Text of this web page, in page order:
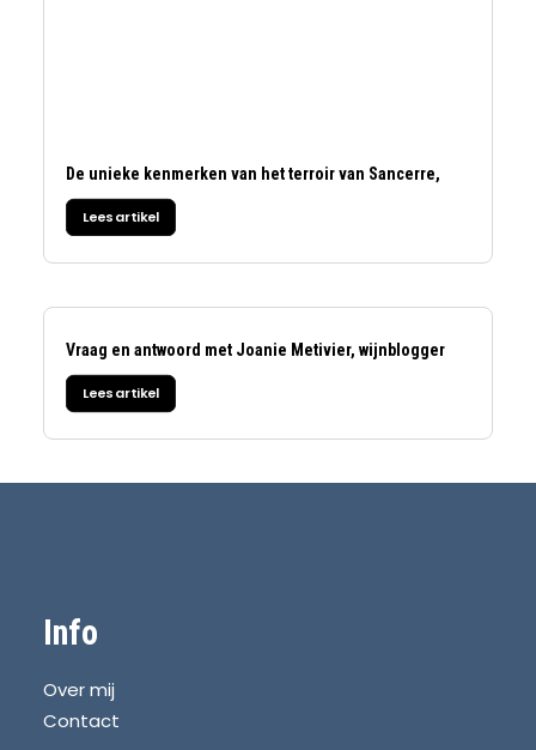
De unieke kenmerken van het terroir van Sancerre,
Lees artikel
Vraag en antwoord met Joanie Metivier, wijnblogger
Lees artikel
Info
Over mij
Contact